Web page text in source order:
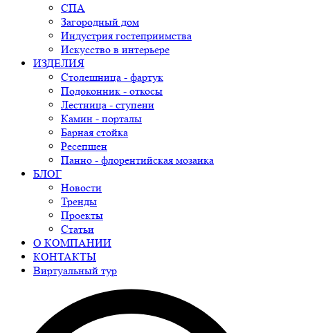
СПА
Загородный дом
Индустрия гостеприимства
Искусство в интерьере
ИЗДЕЛИЯ
Столешница - фартук
Подоконник - откосы
Лестница - ступени
Камин - порталы
Барная стойка
Ресепшен
Панно - флорентийская мозаика
БЛОГ
Новости
Тренды
Проекты
Статьи
О КОМПАНИИ
КОНТАКТЫ
Виртуальный тур